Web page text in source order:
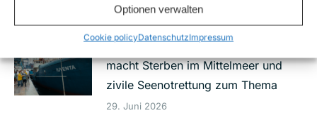
Optionen verwalten
Cookie policyDatenschutzImpressum
7. Juli 2026
Neuer Netflix Film „23.000 Leben“
macht Sterben im Mittelmeer und
zivile Seenotrettung zum Thema
29. Juni 2026